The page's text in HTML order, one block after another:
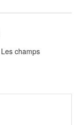
Les champs